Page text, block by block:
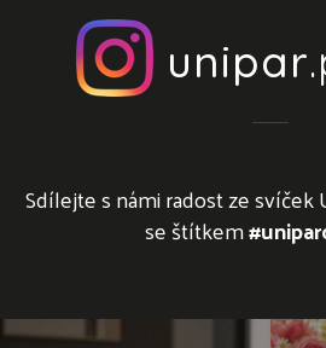
unipar
Sdílejte s námi radost ze svíček
se štítkem